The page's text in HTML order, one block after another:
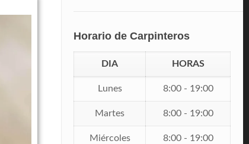
Horario de Carpinteros
DIA HORAS
Lunes 8:00 - 19:00
Martes 8:00 - 19:00
Miércoles 8:00 - 19:00